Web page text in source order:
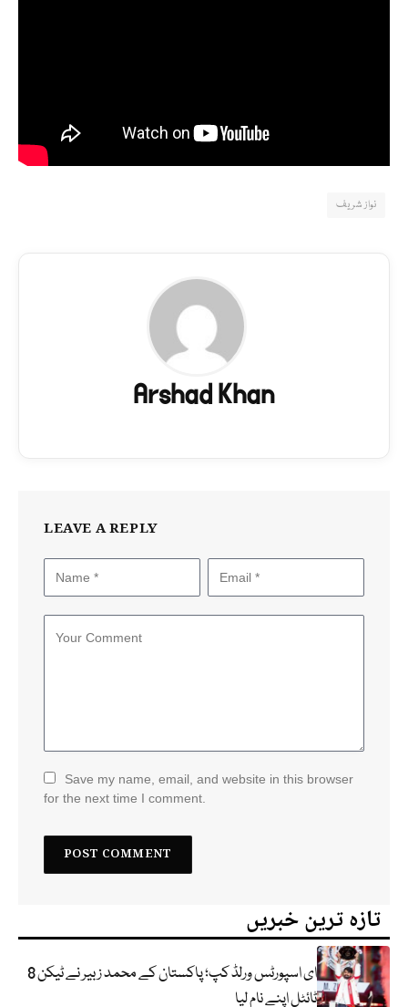
نواز شریف
Arshad Khan
LEAVE A REPLY
Save my name, email, and website in this browser
for the next time I comment.
تازہ ترین خبریں
ای اسپورٹس ورلڈ کپ؛ پاکستان کے محمد زبیر نے ٹیکن 8
ٹائٹل اپنے نام لیا